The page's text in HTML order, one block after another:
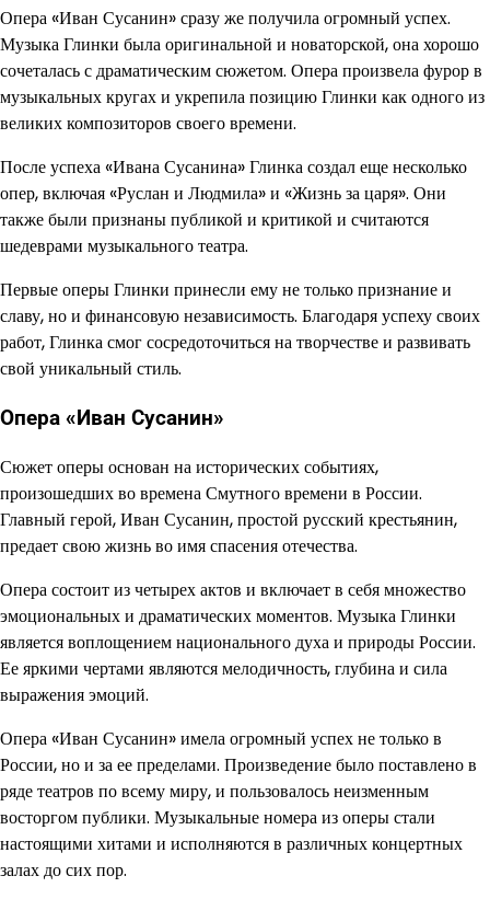
Опера «Иван Сусанин» сразу же получила огромный успех.
Музыка Глинки была оригинальной и новаторской, она хорошо
сочеталась с драматическим сюжетом. Опера произвела фурор в
музыкальных кругах и укрепила позицию Глинки как одного из
великих композиторов своего времени.
После успеха «Ивана Сусанина» Глинка создал еще несколько
опер, включая «Руслан и Людмила» и «Жизнь за царя». Они
также были признаны публикой и критикой и считаются
шедеврами музыкального театра.
Первые оперы Глинки принесли ему не только признание и
славу, но и финансовую независимость. Благодаря успеху своих
работ, Глинка смог сосредоточиться на творчестве и развивать
свой уникальный стиль.
Опера «Иван Сусанин»
Сюжет оперы основан на исторических событиях,
произошедших во времена Смутного времени в России.
Главный герой, Иван Сусанин, простой русский крестьянин,
предает свою жизнь во имя спасения отечества.
Опера состоит из четырех актов и включает в себя множество
эмоциональных и драматических моментов. Музыка Глинки
является воплощением национального духа и природы России.
Ее яркими чертами являются мелодичность, глубина и сила
выражения эмоций.
Опера «Иван Сусанин» имела огромный успех не только в
России, но и за ее пределами. Произведение было поставлено в
ряде театров по всему миру, и пользовалось неизменным
восторгом публики. Музыкальные номера из оперы стали
настоящими хитами и исполняются в различных концертных
залах до сих пор.